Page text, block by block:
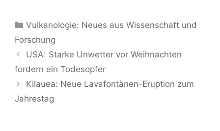
Kategorien
Vulkanologie: Neues aus Wissenschaft und
Forschung
USA: Starke Unwetter vor Weihnachten
fordern ein Todesopfer
Kilauea: Neue Lavafontänen-Eruption zum
Jahrestag